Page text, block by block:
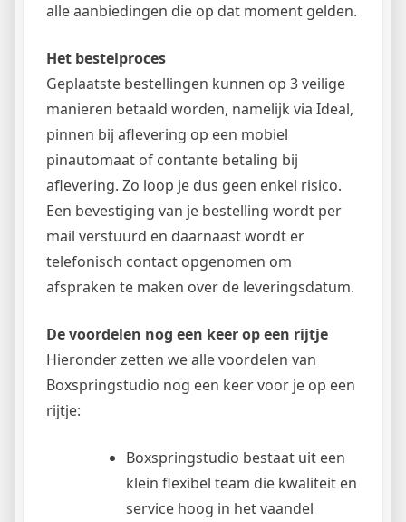
alle aanbiedingen die op dat moment gelden.
Het bestelproces
Geplaatste bestellingen kunnen op 3 veilige
manieren betaald worden, namelijk via Ideal,
pinnen bij aflevering op een mobiel
pinautomaat of contante betaling bij
aflevering. Zo loop je dus geen enkel risico.
Een bevestiging van je bestelling wordt per
mail verstuurd en daarnaast wordt er
telefonisch contact opgenomen om
afspraken te maken over de leveringsdatum.
De voordelen nog een keer op een rijtje
Hieronder zetten we alle voordelen van
Boxspringstudio nog een keer voor je op een
rijtje:
Boxspringstudio bestaat uit een
klein flexibel team die kwaliteit en
service hoog in het vaandel